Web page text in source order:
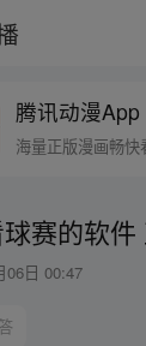
腾讯动漫App
海量正版漫画畅快
赛的软件
06日 00:47